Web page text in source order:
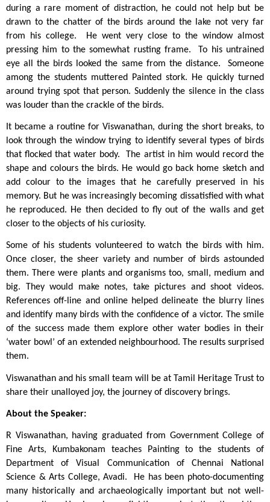
during a rare moment of distraction, he could not help but be
drawn to the chatter of the birds around the lake not very far
from his college.  He went very close to the window almost
pressing him to the somewhat rusting frame.  To his untrained
eye all the birds looked the same from the distance.  Someone
among the students muttered Painted stork. He quickly turned
around trying spot that person. Suddenly the silence in the class
was louder than the crackle of the birds.
It became a routine for Viswanathan, during the short breaks, to
look through the window trying to identify several types of birds
that flocked that water body.  The artist in him would record the
shape and colours the birds. He would go back home sketch and
add colour to the images that he carefully preserved in his
memory. But he was increasingly becoming dissatisfied with what
he reproduced. He then decided to fly out of the walls and get
closer to the objects of his curiosity.
Some of his students volunteered to watch the birds with him.
Once closer, the sheer variety and number of birds astounded
them. There were plants and organisms too, small, medium and
big. They would make notes, take pictures and shoot videos.
References off-line and online helped delineate the blurry lines
and identify many birds with the confidence of a victor. The smile
of the success made them explore other water bodies in their
‘water bowl’ of an extended neighbourhood. The results surprised
them.
Viswanathan and his small team will be at Tamil Heritage Trust to
share their unalloyed joy, the journey of discovery brings.
About the Speaker:
R Viswanathan, having graduated from Government College of
Fine Arts, Kumbakonam teaches Painting to the students of
Department of Visual Communication of Chennai National
Science & Arts College, Avadi.  He has been photo-documenting
many historically and archaeologically important but not well-